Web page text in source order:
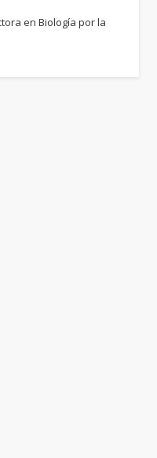
en Biología por la